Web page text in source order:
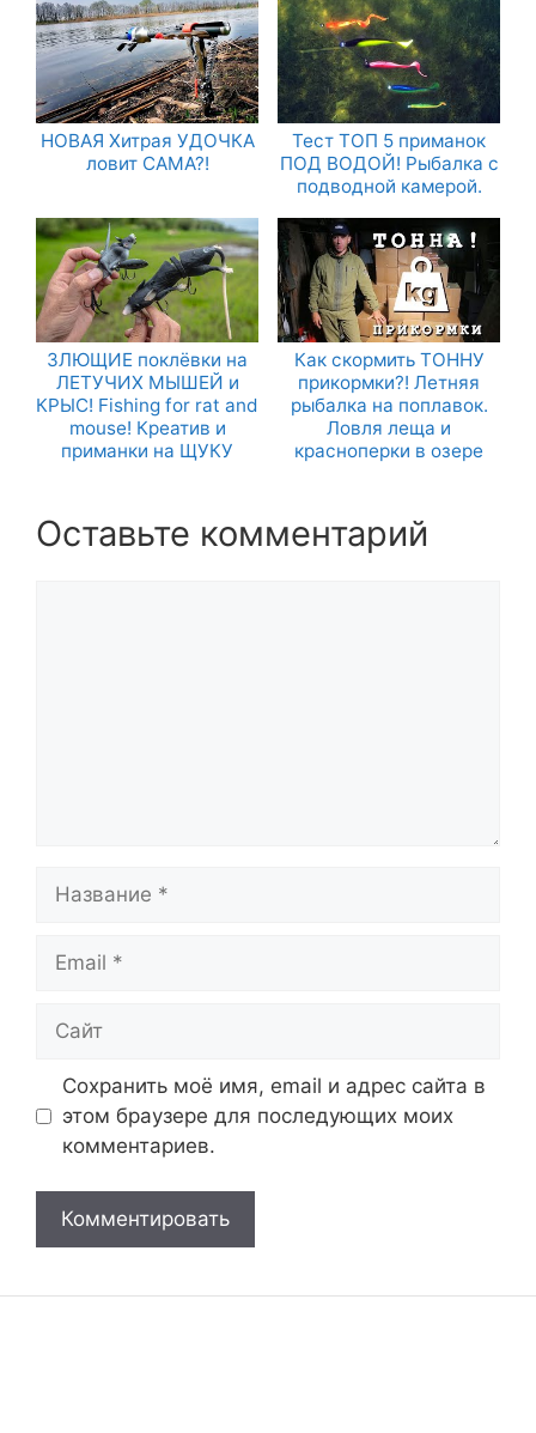
НОВАЯ Хитрая УДОЧКА
ловит САМА?!
Тест ТОП 5 приманок
ПОД ВОДОЙ! Рыбалка с
подводной камерой.
ЗЛЮЩИЕ поклёвки на
ЛЕТУЧИХ МЫШЕЙ и
КРЫС! Fishing for rat and
mouse! Креатив и
приманки на ЩУКУ
Как скормить ТОННУ
прикормки?! Летняя
рыбалка на поплавок.
Ловля леща и
красноперки в озере
Оставьте комментарий
Сохранить моё имя, email и адрес сайта в
этом браузере для последующих моих
комментариев.